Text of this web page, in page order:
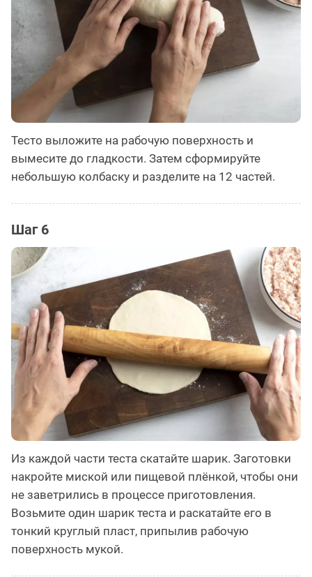
Тесто выложите на рабочую поверхность и
вымесите до гладкости. Затем сформируйте
небольшую колбаску и разделите на 12 частей.
Шаг 6
Из каждой части теста скатайте шарик. Заготовки
накройте миской или пищевой плёнкой, чтобы они
не заветрились в процессе приготовления.
Возьмите один шарик теста и раскатайте его в
тонкий круглый пласт, припылив рабочую
поверхность мукой.